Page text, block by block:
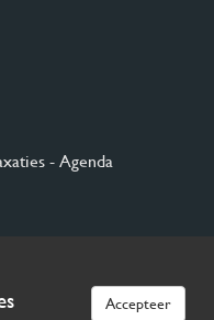
- Agenda
Accepteer